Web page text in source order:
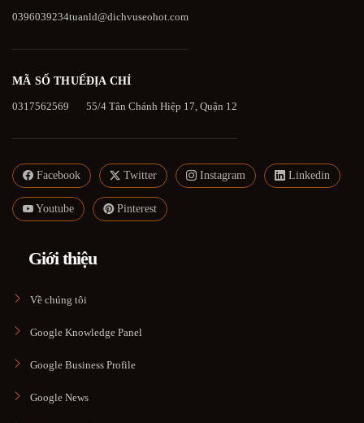
0396039234tuanld@dichvuseohot.com
MÃ SỐ THUẾ
0317562569
ĐỊA CHỈ
55/4 Tân Chánh Hiệp 17, Quận 12
Facebook Twitter Instagram Linkedin
Youtube Pinterest
Giới thiệu
Về chúng tôi
Google Knowledge Panel
Google Business Profile
Google News